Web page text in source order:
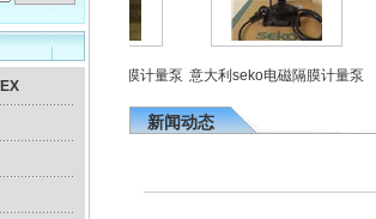
美国米顿罗机械隔膜计量泵 意大利seko电磁隔膜计量泵
新闻动态